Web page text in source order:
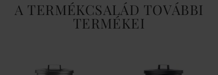
A TERMÉKCSALÁD TOVÁBBI
TERMÉKEI